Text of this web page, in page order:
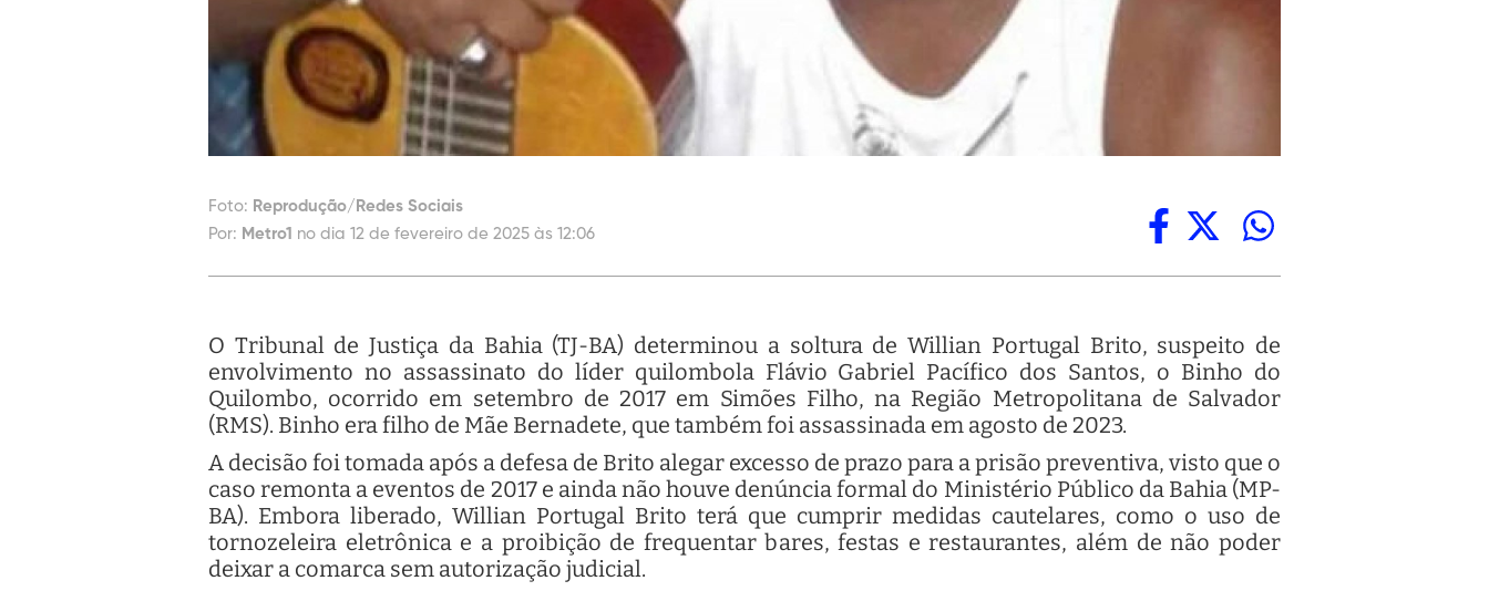
Foto: Reprodução/Redes Sociais
Por: Metro1 no dia 12 de fevereiro de 2025 às 12:06
O Tribunal de Justiça da Bahia (TJ-BA) determinou a soltura de Willian Portugal Brito, suspeito de
envolvimento no assassinato do líder quilombola Flávio Gabriel Pacífico dos Santos, o Binho do
Quilombo, ocorrido em setembro de 2017 em Simões Filho, na Região Metropolitana de Salvador
(RMS). Binho era filho de Mãe Bernadete, que também foi assassinada em agosto de 2023.
A decisão foi tomada após a defesa de Brito alegar excesso de prazo para a prisão preventiva, visto que o
caso remonta a eventos de 2017 e ainda não houve denúncia formal do Ministério Público da Bahia (MP-
BA). Embora liberado, Willian Portugal Brito terá que cumprir medidas cautelares, como o uso de
tornozeleira eletrônica e a proibição de frequentar bares, festas e restaurantes, além de não poder
deixar a comarca sem autorização judicial.